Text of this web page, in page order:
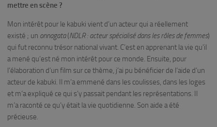
mettre en scène ?
Mon intérêt pour le kabuki vient d’un acteur qui a réellement
existé ; un onnagata(NDLR : acteur spécialisé dans les rôles de femmes)
qui fut reconnu trésor national vivant. C’est en apprenant la vie qu’il
a mené qu’est né mon intérêt pour ce monde. Ensuite, pour
l’élaboration d’un film sur ce thème, j’ai pu bénéficier de l’aide d’un
acteur de kabuki. Il m’a emmené dans les coulisses, dans les loges
et m’a expliqué ce qui s’y passait pendant les représentations. Il
m’a raconté ce qu’y était la vie quotidienne. Son aide a été
précieuse.